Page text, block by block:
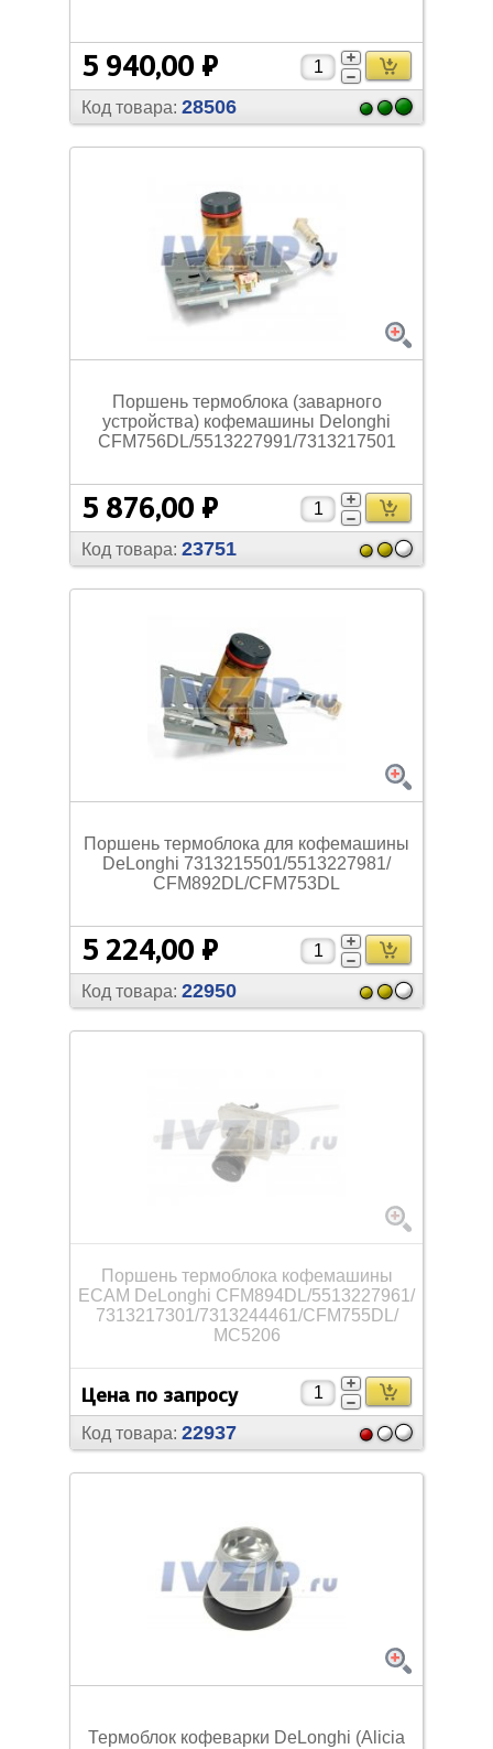
5 940,00 ₽
Код товара: 28506
Поршень термоблока (заварного
устройства) кофемашины Delonghi
CFM756DL/5513227991/7313217501
5 876,00 ₽
Код товара: 23751
Поршень термоблока для кофемашины
DeLonghi 7313215501/5513227981/
CFM892DL/CFM753DL
5 224,00 ₽
Код товара: 22950
Поршень термоблока кофемашины
ECAM DeLonghi CFM894DL/5513227961/
7313217301/7313244461/CFM755DL/
MC5206
Цена по запросу
Код товара: 22937
Термоблок кофеварки DeLonghi (Alicia